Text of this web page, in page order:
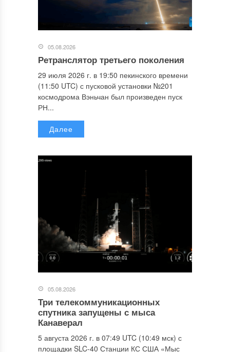
05.08.2026
Ретранслятор третьего поколения
29 июля 2026 г. в 19:50 пекинского времени
(11:50 UTC) с пусковой установки №201
космодрома Вэньчан был произведен пуск
РН...
Далее
05.08.2026
Три телекоммуникационных
спутника запущены с мыса
Канаверал
5 августа 2026 г. в 07:49 UTC (10:49 мск) с
площадки SLC-40 Станции КС США «Мыс